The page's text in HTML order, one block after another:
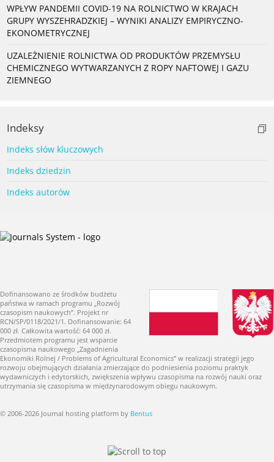
WPŁYW PANDEMII COVID-19 NA ROLNICTWO W KRAJACH
GRUPY WYSZEHRADZKIEJ – WYNIKI ANALIZY EMPIRYCZNO-
EKONOMETRYCZNEJ
UZALEŻNIENIE ROLNICTWA OD PRODUKTÓW PRZEMYSŁU
CHEMICZNEGO WYTWARZANYCH Z ROPY NAFTOWEJ I GAZU
ZIEMNEGO
Indeksy
Indeks słów kluczowych
Indeks dziedzin
Indeks autorów
Dofinansowano ze środków budżetu
państwa w ramach programu „Rozwój
czasopism naukowych”. Projekt nr
RCN/SP/0118/2021/1. Dofinansowanie: 64
000 zł. Całkowita wartość: 64 000 zł.
Przedmiotem programu jest wsparcie
czasopisma naukowego „Zagadnienia
Ekonomiki Rolnej / Problems of Agricultural Economics” w realizacji strategii jego
rozwoju obejmujących działania zmierzające do podniesienia poziomu praktyk
wydawniczych i edytorskich, zwiększenia wpływu czasopisma na rozwój nauki oraz
utrzymania się czasopisma w międzynarodowym obiegu naukowym.
© 2006-2026 Journal hosting platform by Bentus